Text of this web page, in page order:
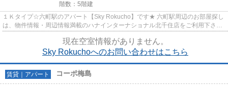
階数：5階建
１Ｋタイプ☆六町駅のアパート【Sky Rokucho】です★ 六町駅周辺のお部屋探し
は、物件情報・周辺情報満載のハナインターナショナル北千住店をご利用下さ
現在空室情報がありません。
Sky Rokuchoへのお問い合わせはこちら
賃貸｜アパート コーポ梅島